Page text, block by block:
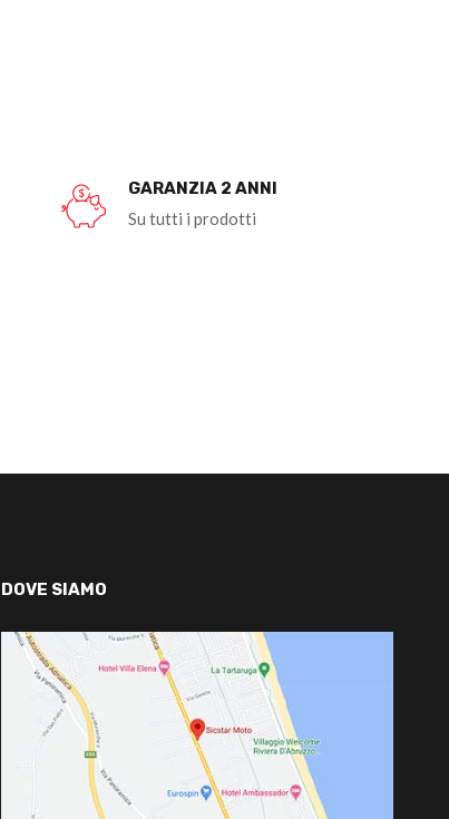
GARANZIA 2 ANNI
Su tutti i prodotti
DOVE SIAMO